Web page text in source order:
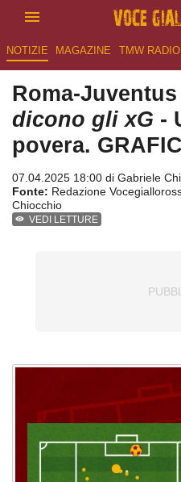
NOTIZIE MAGAZINE TMW RADIO
Roma-Juventus
dicono gli xG -
povera.
07.04.2025 18:00 di Gabriele
Fonte: Redazione
Chiocchio
VEDI LETTURE